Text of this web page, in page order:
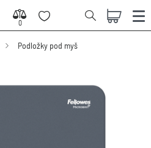
0
0
Podložky pod myš